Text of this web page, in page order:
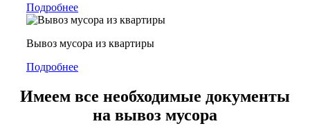
Подробнее
Вывоз мусора из квартиры
Подробнее
Имеем все необходимые документы
на вывоз мусора